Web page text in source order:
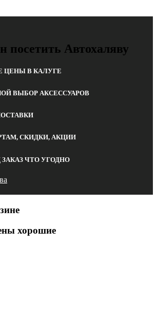
посетить Автохаляву
ЦЕНЫ В КАЛУГЕ
ВЫБОР АКСЕССУАРОВ
СКИДКИ, АКЦИИ
ЧТО УГОДНО
хорошие